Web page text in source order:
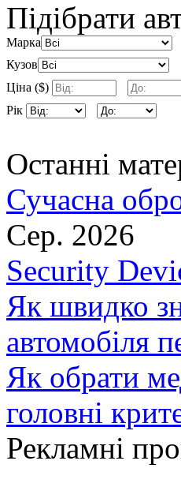
Підібрати
Марка
Кузов
Ціна ($)
Рік
Останні
Сучасна
Сер. 2026
Security
Як швидко
автомобіля
Як обрати
головні
Рекламні